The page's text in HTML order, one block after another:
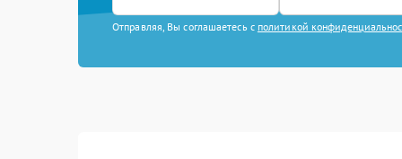
Отправляя, Вы соглашаетесь с политикой